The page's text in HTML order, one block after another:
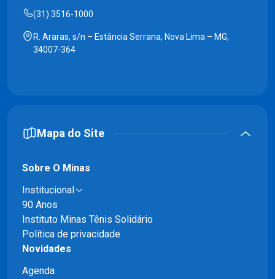
(31) 3516-1000
R. Araras, s/n – Estância Serrana, Nova Lima – MG,
34007-364
Mapa do Site
Sobre O Minas
Institucional
90 Anos
Instituto Minas Tênis Solidário
Política de privacidade
Novidades
Agenda